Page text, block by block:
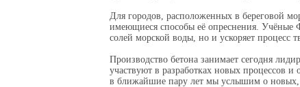
Для городов, расположенных в береговой
имеющиеся способы её опреснения. Учёные
солей морской воды, но и ускоряет процесс
Производство бетона занимает сегодня
участвуют в разработках новых процессов
в ближайшие пару лет мы услышим о новых,